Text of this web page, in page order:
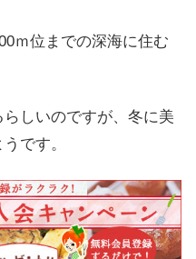
ｍ位までの深海に住む
しいのですが、冬に美
です。